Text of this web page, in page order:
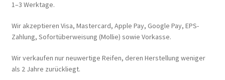
1–3 Werktage.
Wir akzeptieren Visa, Mastercard, Apple Pay, Google Pay, EPS-
Zahlung, Sofortüberweisung (Mollie) sowie Vorkasse.
Wir verkaufen nur neuwertige Reifen, deren Herstellung weniger
als 2 Jahre zurückliegt.